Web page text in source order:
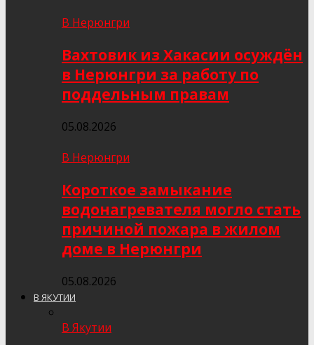
В Нерюнгри
Вахтовик из Хакасии осуждён
в Нерюнгри за работу по
поддельным правам
05.08.2026
В Нерюнгри
Короткое замыкание
водонагревателя могло стать
причиной пожара в жилом
доме в Нерюнгри
05.08.2026
В ЯКУТИИ
В Якутии